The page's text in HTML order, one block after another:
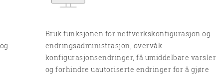
Bruk funksjonen for nettverkskonfigurasjon og
endringsadministrasjon, overvåk
konfigurasjonsendringer, få umiddelbare varsler
og forhindre uautoriserte endringer for å gjøre